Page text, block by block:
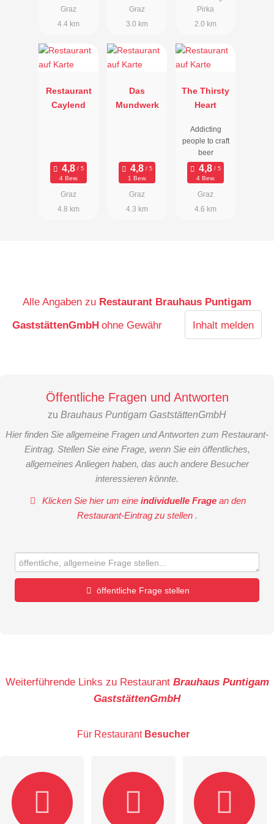
Graz
4.4 km
Graz
3.0 km
Pirka
2.0 km
Restaurant
Caylend
4 Bew.
Graz
4.8 km
Das
Mundwerk
1 Bew.
Graz
4.3 km
The Thirsty
Heart
Addicting
people to craft
beer
4 Bew.
Graz
4.6 km
Alle Angaben zu Restaurant Brauhaus Puntigam
GaststättenGmbH ohne Gewähr Inhalt melden
Öffentliche Fragen und Antworten
zu Brauhaus Puntigam GaststättenGmbH
Hier finden Sie allgemeine Fragen und Antworten zum Restaurant-
Eintrag. Stellen Sie eine Frage, wenn Sie ein öffentliches,
allgemeines Anliegen haben, das auch andere Besucher
interessieren könnte.
Klicken Sie hier um eineindividuelle Frage an den
Restaurant-Eintrag zu stellen .
öffentliche Frage stellen
Weiterführende Links zu Restaurant Brauhaus Puntigam
GaststättenGmbH
Für Restaurant Besucher